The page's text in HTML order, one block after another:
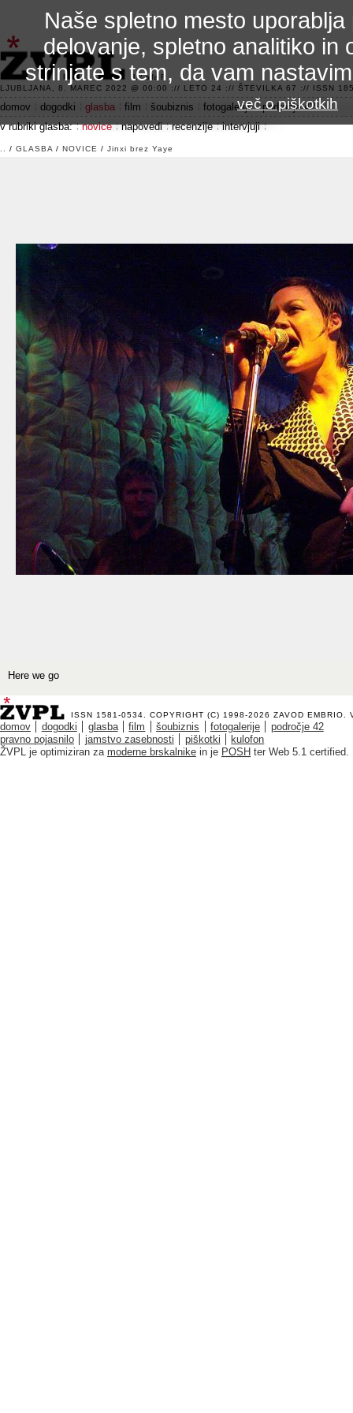
3.2 alfa R
LJUBLJANA, 8. MAREC 2022 @ 00:00 :// LETO 24 :// ŠTEVILKA 67 :// ISSN
domov dogodki glasba film šoubiznis fotogalerije
področje 42
v rubriki glasba:
novice napovedi recenzije intervjuji
/ GLASBA / NOVICE / Jinxi brez Yaye
Here we go
ISSN 1581-0534. COPYRIGHT (C) 1998-2026 ZAVOD EMBRIO .
domov dogodki glasba film šoubiznis fotogalerije
področje 42
pravno pojasnilo
jamstvo zasebnosti piškotki
kulofon
ŽVPL je optimiziran za moderne brskalnike in je POSH ter Web 5.1 certified.
Naše spletno mesto
delovanje, spletno analitiko in
strinjate s tem, da vam
več o piškotkih